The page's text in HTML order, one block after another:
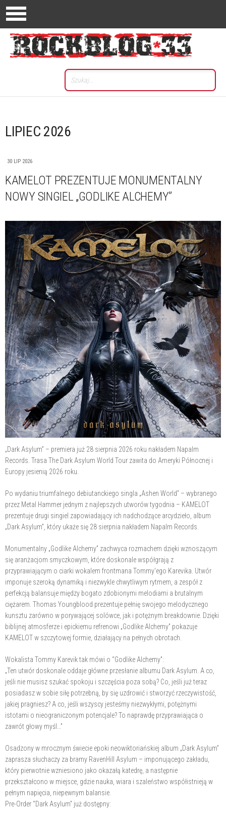
LIPIEC 2026
30 LIP 2026
KAMELOT PREZENTUJE MONUMENTALNY
NOWY SINGIEL „GODLIKE ALCHEMY”
„Dark Asylum” – premiera już 28 sierpnia 2026 roku nakładem Napalm
Records. Trasa The Dark Asylum World Tour zawita do Ameryki Północnej i
Europy jesienią 2026 roku.
Po wydaniu triumfalnego debiutanckiego singla „Ashen World” – wybranego
przez Metal Hammer jednym z najlepszych utworów tygodnia – KAMELOT
prezentuje drugi singiel zapowiadający ich nadchodzące arcydzieło, album
„Dark Asylum”, który ukaże się 28 sierpnia nakładem Napalm Records.
Monumentalny „Godlike Alchemy” zachwyca rozmachem dzięki wznoszącym
się aranżacjom smyczkowym, które doskonale współgrają z
przyprawiającym o ciarki wokalem frontmana Tommy'ego Karevika. Utwór
imponuje szeroką dynamiką i niezwykle chwytliwym rytmem, a zespół z
perfekcją balansuje między bogato zdobionymi melodiami a brutalnym
ciężarem. Thomas Youngblood prezentuje pełnię swojego melodycznego
kunsztu zarówno w porywającej solówce, jak i potężnym breakdownie. Dzięki
biblijnej atmosferze i epickiemu refrenowi „Godlike Alchemy” pokazuje
KAMELOT w szczytowej formie, działający na pełnych obrotach.
Wokalista Tommy Karevik tak mówi o “Godlike Alchemy”:
„Ten utwór doskonale oddaje główne przesłanie albumu Dark Asylum. A co,
jeśli nie musisz szukać spokoju i szczęścia poza sobą? Co, jeśli już teraz
posiadasz w sobie siłę potrzebną, by się uzdrowić i stworzyć rzeczywistość,
jakiej pragniesz? A co, jeśli wszyscy jesteśmy niezwykłymi, potężnymi
istotami o nieograniczonym potencjale? To naprawdę przyprawiająca o
zawrót głowy myśl…”
Osadzony w mrocznym świecie epoki neowiktoriańskiej album „Dark Asylum”
zaprasza słuchaczy za bramy RavenHill Asylum – imponującego zakładu,
który pierwotnie wzniesiono jako okazałą katedrę, a następnie
przekształcono w miejsce, gdzie nauka, wiara i szaleństwo współistnieją w
pełnym napięcia, niepewnym balansie.
Pre-Order “Dark Asylum” już dostępny: